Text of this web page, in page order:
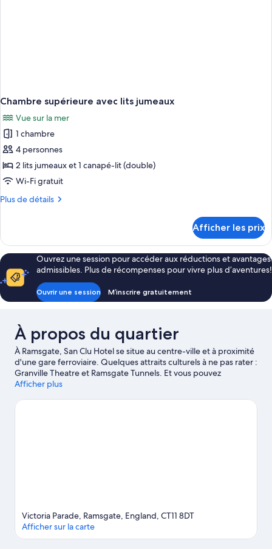
Chambre supérieure avec lits jumeaux
Vue sur la mer
1 chambre
4 personnes
2 lits jumeaux et 1 canapé-lit (double)
Wi-Fi gratuit
Plus de détails
Plus
Chambre
supérieure
avec
lits
jumeaux
Afficher les prix
Ouvrez une session pour accéder aux réductions et avantages
admissibles. Plus de récompenses pour vivre plus d’aventures!
Ouvrir une session M’inscrire gratuitement
À propos du quartier
À Ramsgate, San Clu Hotel se situe au centre-ville et à proximité
d'une gare ferroviaire. Quelques attraits culturels à ne pas rater :
Granville Theatre et Ramsgate Tunnels. Et vous pouvez
découvrir quelques activités de la région en visitant ces endroits
Vous souhaitez assister à un événement ou à une partie en ville?
Afficher plus
Victoria Parade, Ramsgate, England, CT11 8DT
Afficher sur la carte